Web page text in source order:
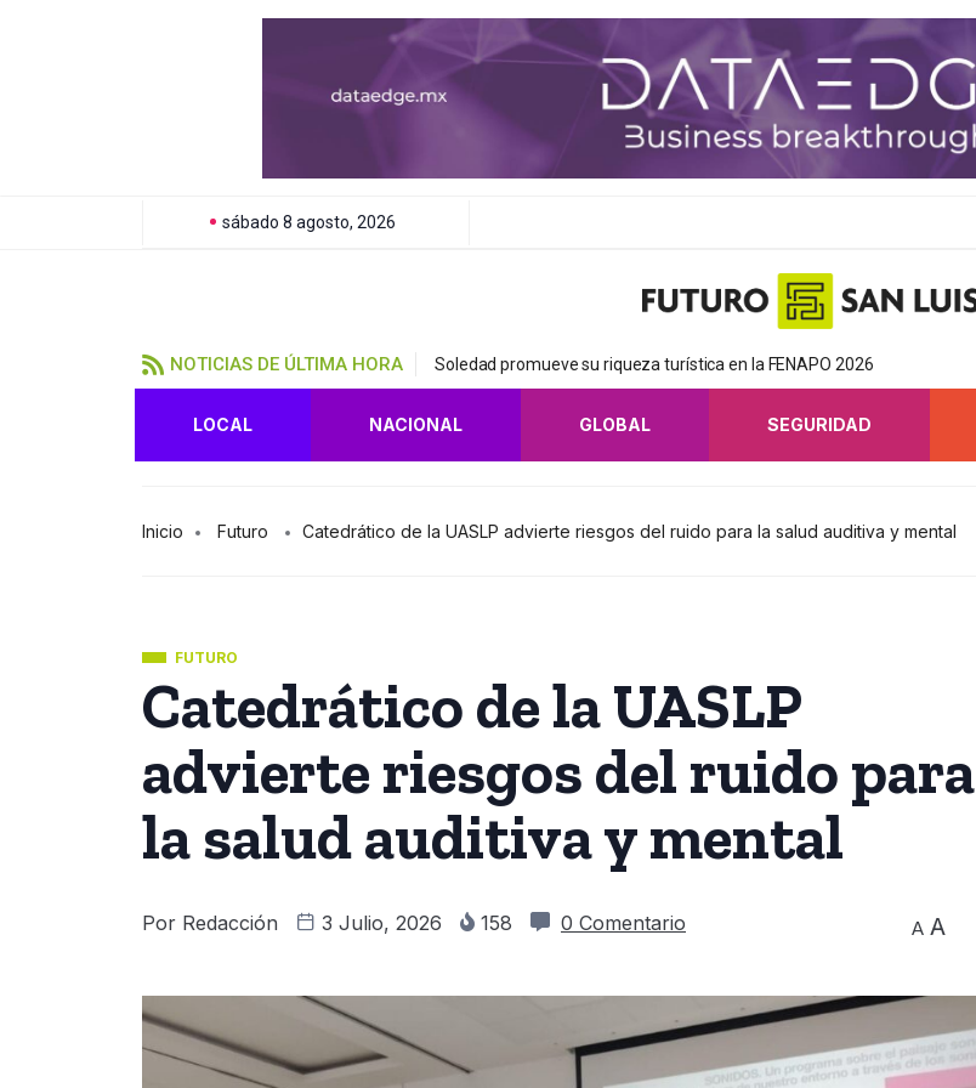
sábado 8 agosto, 2026
NOTICIAS DE ÚLTIMA HORA Soledad promueve su riqueza turística en la FENAPO 2026
LOCAL NACIONAL GLOBAL SEGURIDAD
Inicio Futuro Catedrático de la UASLP advierte riesgos del ruido para la salud auditiva y mental
FUTURO
Catedrático de la UASLP
advierte riesgos del ruido para
la salud auditiva y mental
Por Redacción 3 Julio, 2026 158 0 Comentario A A